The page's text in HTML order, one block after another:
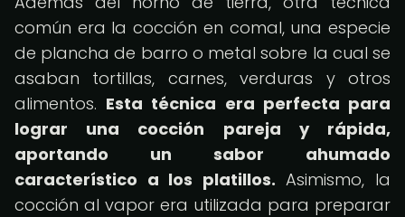
común era la cocción en comal, una especie
de plancha de barro o metal sobre la cual se
asaban tortillas, carnes, verduras y otros
alimentos. Esta técnica era perfecta para
lograr una cocción pareja y rápida,
aportando un sabor ahumado
característico a los platillos. Asimismo, la
cocción al vapor era utilizada para preparar